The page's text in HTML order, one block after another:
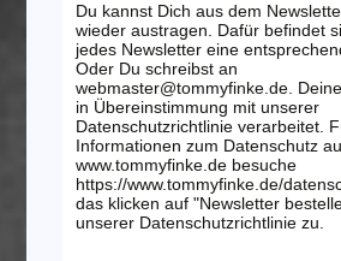
Du kannst Dich aus dem
wieder austragen. Dafür befindet
jedes Newsletter eine
Oder Du schreibst an
webmaster@tommyfinke.de.
in Übereinstimmung mit unserer
Datenschutzrichtlinie verarbeitet.
Informationen zum Datenschutz
www.tommyfinke.de besuche
https://www.tommyfinke.de/
das klicken auf "Newsletter
unserer Datenschutzrichtlinie zu.